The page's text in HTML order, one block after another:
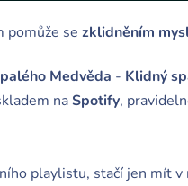
pomůže se zklidněním
Medvěda - Klidný
naSpotify,
playlistu, stačí jen mít